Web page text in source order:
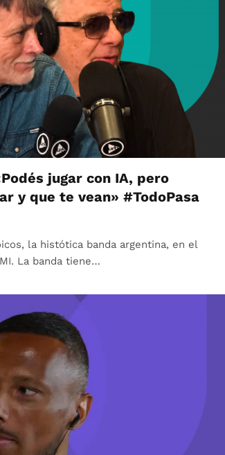
jugar con IA, pero
y que te vean» #TodoPasa
la histótica banda argentina, en el
La banda tiene…